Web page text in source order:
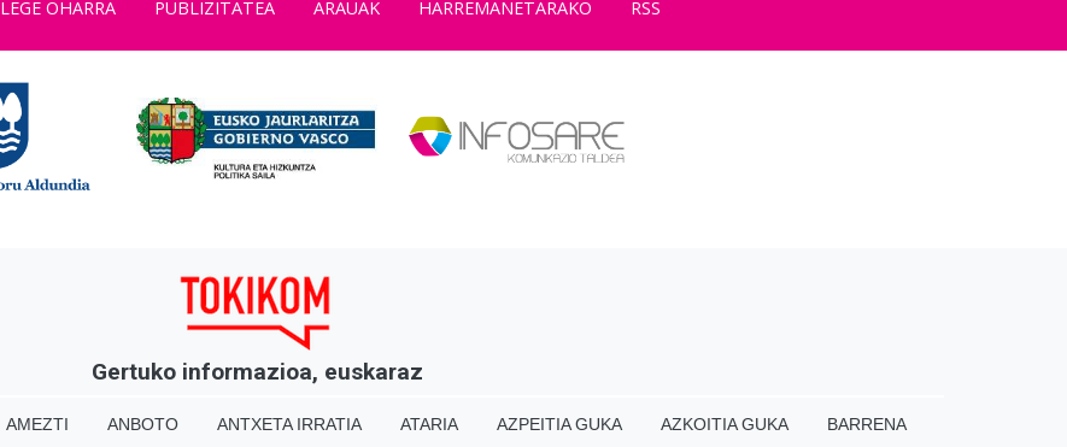
LEGE OHARRA PUBLIZITATEA ARAUAK HARREMANETARAKO RSS
Gertuko informazioa, euskaraz
AMEZTI ANBOTO ANTXETA IRRATIA ATARIA AZPEITIA GUKA AZKOITIA GUKA BARRENA